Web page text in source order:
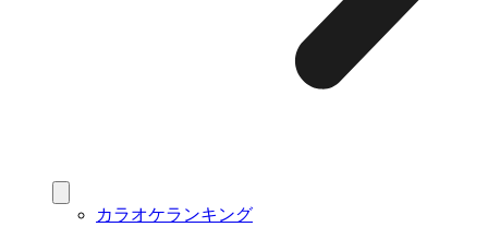
カラオケランキング